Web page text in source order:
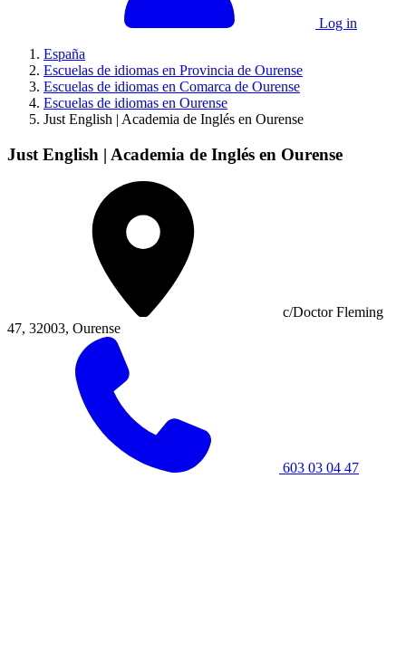
Log in
España
Escuelas de idiomas en Provincia de Ourense
Escuelas de idiomas en Comarca de Ourense
Escuelas de idiomas en Ourense
Just English | Academia de Inglés en Ourense
Just English | Academia de Inglés en Ourense
c/Doctor Fleming
47, 32003, Ourense
603 03 04 47